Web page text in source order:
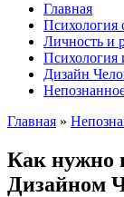
Главная
Психология
Личность и
Психология
Дизайн
Главная »
Как нужно
Дизайном